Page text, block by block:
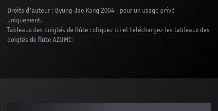
Droits d'auteur : Byung-Jae Kang 2004 - pour un usage privé
uniquement.
Tableaux des doigtés de flûte : cliquez ici et téléchargez les tableaux des
doigtés de flûte AZUMI: